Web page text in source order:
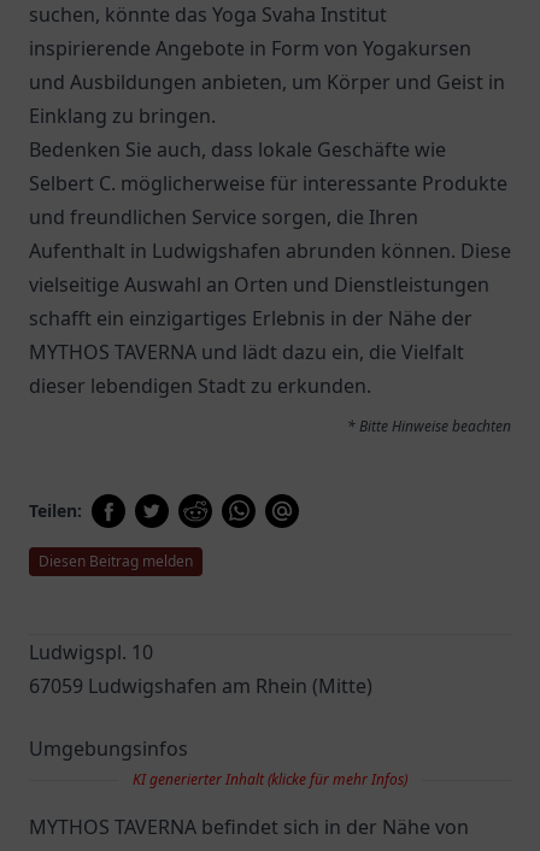
suchen, könnte das Yoga Svaha Institut
inspirierende Angebote in Form von Yogakursen
und Ausbildungen anbieten, um Körper und Geist in
Einklang zu bringen.
Bedenken Sie auch, dass lokale Geschäfte wie
Selbert C. möglicherweise für interessante Produkte
und freundlichen Service sorgen, die Ihren
Aufenthalt in Ludwigshafen abrunden können. Diese
vielseitige Auswahl an Orten und Dienstleistungen
schafft ein einzigartiges Erlebnis in der Nähe der
MYTHOS TAVERNA und lädt dazu ein, die Vielfalt
dieser lebendigen Stadt zu erkunden.
* Bitte Hinweise beachten
Teilen:
Diesen Beitrag melden
Ludwigspl. 10
67059 Ludwigshafen am Rhein (Mitte)
Umgebungsinfos
KI generierter Inhalt (klicke für mehr Infos)
MYTHOS TAVERNA befindet sich in der Nähe von